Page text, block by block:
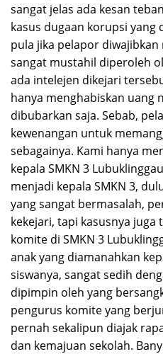
sangat jelas ada kesan
kasus dugaan korupsi yang
pula jika pelapor
sangat mustahil diperoleh
ada intelejen dikejari
hanya menghabiskan uang
dibubarkan saja. Sebab,
kewenangan untuk
sebagainya. Kami hanya
kepala SMKN 3
menjadi kepala SMKN 3,
yang sangat bermasalah,
kekejari, tapi kasusnya juga
komite di SMKN 3
anak yang diamanahkan
siswanya, sangat sedih
dipimpin oleh yang
pengurus komite yang
pernah sekalipun diajak
dan kemajuan sekolah.